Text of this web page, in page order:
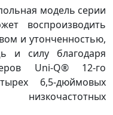
модель серии
воспроизводить
и утонченностью,
и силу благодаря
Uni-Q® 12-го
6,5-дюймовых
низкочастотных